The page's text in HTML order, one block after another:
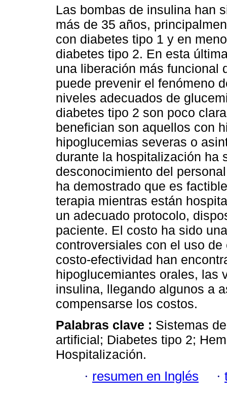
Las bombas de insulina han
más de 35 años,
con diabetes tipo 1 y en
diabetes tipo 2. En esta
una liberación más funcional
puede prevenir el fenómeno
niveles adecuados de
diabetes tipo 2 son poco
benefician son aquellos con
hipoglucemias severas o
durante la hospitalización ha
desconocimiento del
ha demostrado que es
terapia mientras están
un adecuado protocolo,
paciente. El costo ha sido
controversiales con el uso
costo-efectividad han
hipoglucemiantes orales, las
insulina, llegando algunos a
compensarse los costos.
Palabras clave : Sistemas
artificial; Diabetes tipo 2;
Hospitalización.
· resumen en Inglés ·